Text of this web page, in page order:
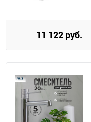
11 122 руб.